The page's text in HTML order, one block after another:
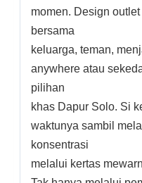
momen. Design
bersama
keluarga, teman,
anywhere atau
pilihan
khas Dapur Solo. Si
waktunya sambil
konsentrasi
melalui kertas